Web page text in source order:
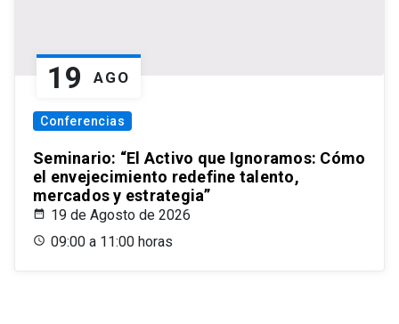
19 AGO
Conferencias
Seminario: “El Activo que Ignoramos: Cómo
el envejecimiento redefine talento,
mercados y estrategia”
19 de Agosto de 2026
09:00 a 11:00 horas